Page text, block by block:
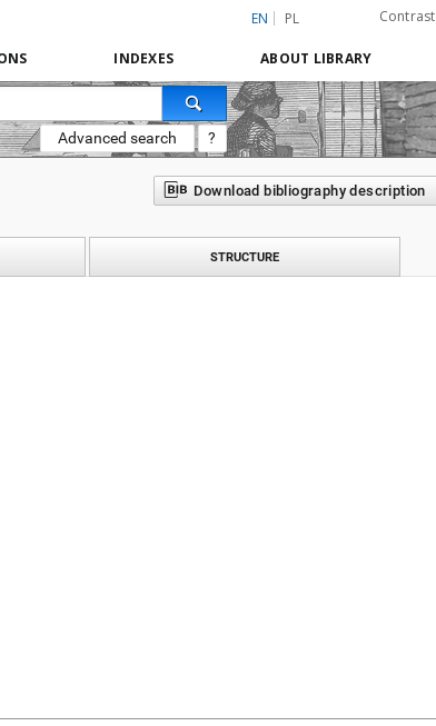
EN PL Contrast
INDEXES ABOUT LIBRARY
Advanced search ?
Download bibliography description
STRUCTURE